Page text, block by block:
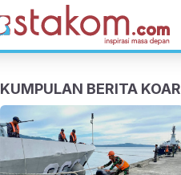
KUMPULAN BERITA